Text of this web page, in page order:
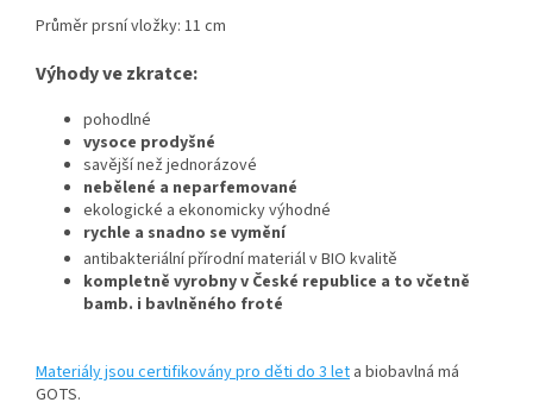
Průměr prsní vložky: 11 cm
Výhody ve zkratce:
pohodlné
vysoce prodyšné
savější než jednorázové
nebělené a neparfemované
ekologické a ekonomicky výhodné
rychle a snadno se vymění
antibakteriální přírodní materiál v BIO kvalitě
kompletně vyrobny v České republice a to včetně
bamb. i bavlněného froté
Materiály jsou certifikovány pro děti do 3 let a biobavlná má
GOTS.